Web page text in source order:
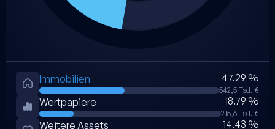
Immobilien 47.29 %
542,5 Tsd. €
Wertpapiere 18.79 %
215,6 Tsd. €
Weitere Assets 14.43 %